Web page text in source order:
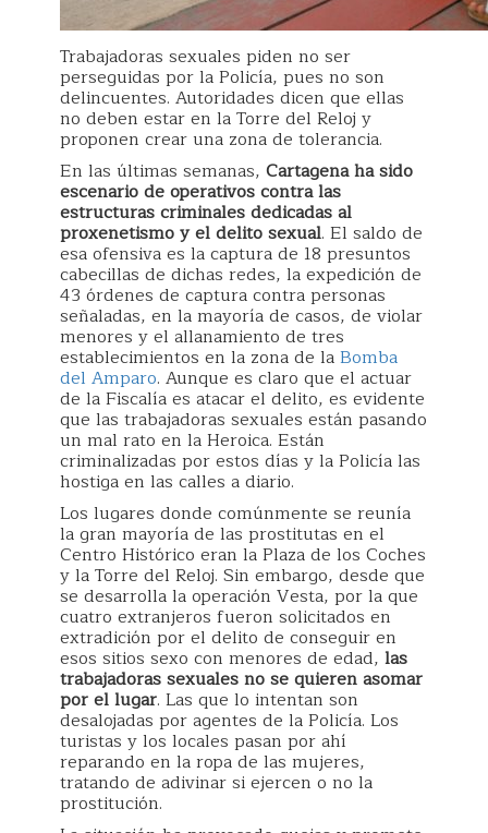
Trabajadoras sexuales piden no ser
perseguidas por la Policía, pues no son
delincuentes. Autoridades dicen que ellas
no deben estar en la Torre del Reloj y
proponen crear una zona de tolerancia.
En las últimas semanas, Cartagena ha sido
escenario de operativos contra las
estructuras criminales dedicadas al
proxenetismo y el delito sexual. El saldo de
esa ofensiva es la captura de 18 presuntos
cabecillas de dichas redes, la expedición de
43 órdenes de captura contra personas
señaladas, en la mayoría de casos, de violar
menores y el allanamiento de tres
establecimientos en la zona de laBomba
del Amparo. Aunque es claro que el actuar
de la Fiscalía es atacar el delito, es evidente
que las trabajadoras sexuales están pasando
un mal rato en la Heroica. Están
criminalizadas por estos días y la Policía las
hostiga en las calles a diario.
Los lugares donde comúnmente se reunía
la gran mayoría de las prostitutas en el
Centro Histórico eran la Plaza de los Coches
y la Torre del Reloj. Sin embargo, desde que
se desarrolla la operación Vesta, por la que
cuatro extranjeros fueron solicitados en
extradición por el delito de conseguir en
esos sitios sexo con menores de edad, las
trabajadoras sexuales no se quieren asomar
por el lugar. Las que lo intentan son
desalojadas por agentes de la Policía. Los
turistas y los locales pasan por ahí
reparando en la ropa de las mujeres,
tratando de adivinar si ejercen o no la
prostitución.